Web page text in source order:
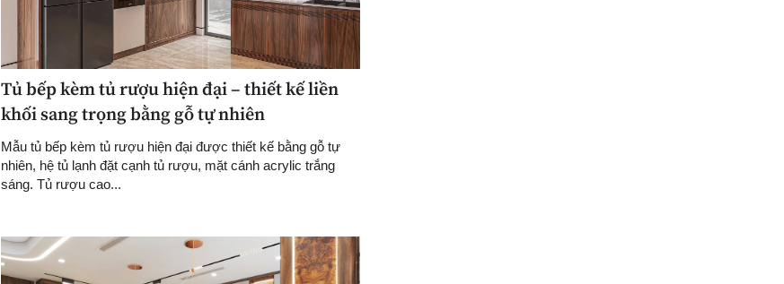
Tủ bếp kèm tủ rượu hiện đại – thiết kế liền
khối sang trọng bằng gỗ tự nhiên
Mẫu tủ bếp kèm tủ rượu hiện đại được thiết kế bằng gỗ tự
nhiên, hệ tủ lạnh đặt cạnh tủ rượu, mặt cánh acrylic trắng
sáng. Tủ rượu cao...